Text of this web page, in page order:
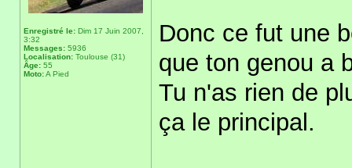
Enregistré le: Dim 17 Juin 2007,
3:32
Messages: 5936
Localisation: Toulouse (31)
Âge: 55
Moto:A Pied
Donc ce fut une
que ton genou a
Tu n'as rien de
ça le principal.